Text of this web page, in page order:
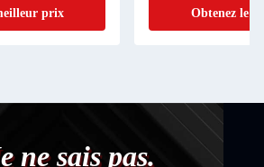
meilleur prix Obtenez
ne sais pas.